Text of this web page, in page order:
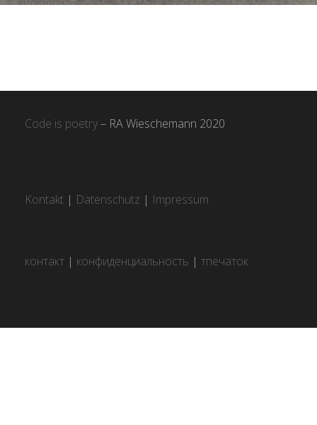
Code is poetry– RA Wieschemann 2020
Kontakt | Datenschutz | Impressum
контакт | конфиденциальность | тпечаток